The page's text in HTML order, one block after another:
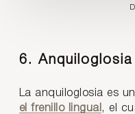
6. Anquiloglosia
La anquiloglosia es
el frenillo lingual , el